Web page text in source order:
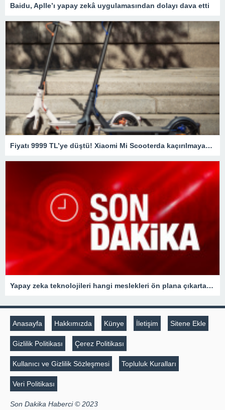
Baidu, Aplle’ı yapay zekâ uygulamasından dolayı dava etti
Fiyatı 9999 TL’ye düştü! Xiaomi Mi Scooterda kaçırılmayacak fırsat
Yapay zeka teknolojileri hangi meslekleri ön plana çıkartacak?
Anasayfa Hakkımızda Künye İletişim Sitene Ekle
Gizlilik Politikası Çerez Politikası
Kullanıcı ve Gizlilik Sözleşmesi Topluluk Kuralları
Veri Politikası
Son Dakika Haberci © 2023